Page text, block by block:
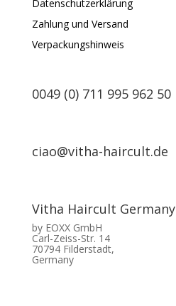
Datenschutzerklärung
Zahlung und Versand
Verpackungshinweis
0049 (0) 711 995 962 50
ciao@vitha-haircult.de
Vitha Haircult Germany
by EOXX GmbH
Carl-Zeiss-Str. 14
70794 Filderstadt,
Germany